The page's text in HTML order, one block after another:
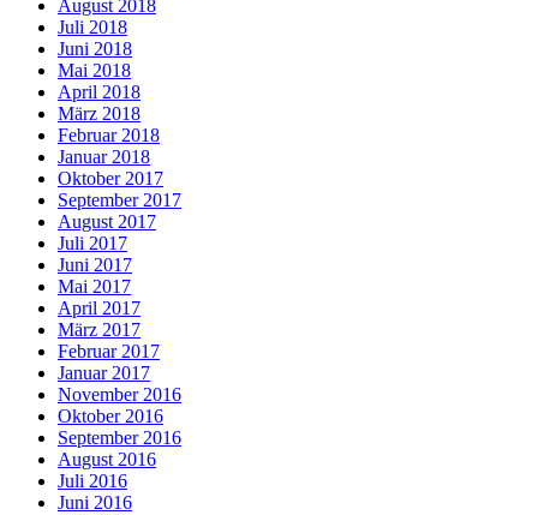
August 2018
Juli 2018
Juni 2018
Mai 2018
April 2018
März 2018
Februar 2018
Januar 2018
Oktober 2017
September 2017
August 2017
Juli 2017
Juni 2017
Mai 2017
April 2017
März 2017
Februar 2017
Januar 2017
November 2016
Oktober 2016
September 2016
August 2016
Juli 2016
Juni 2016